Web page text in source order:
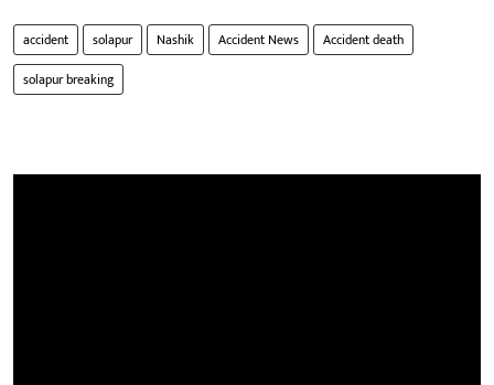
accident solapur Nashik Accident News
Accident death
solapur breaking